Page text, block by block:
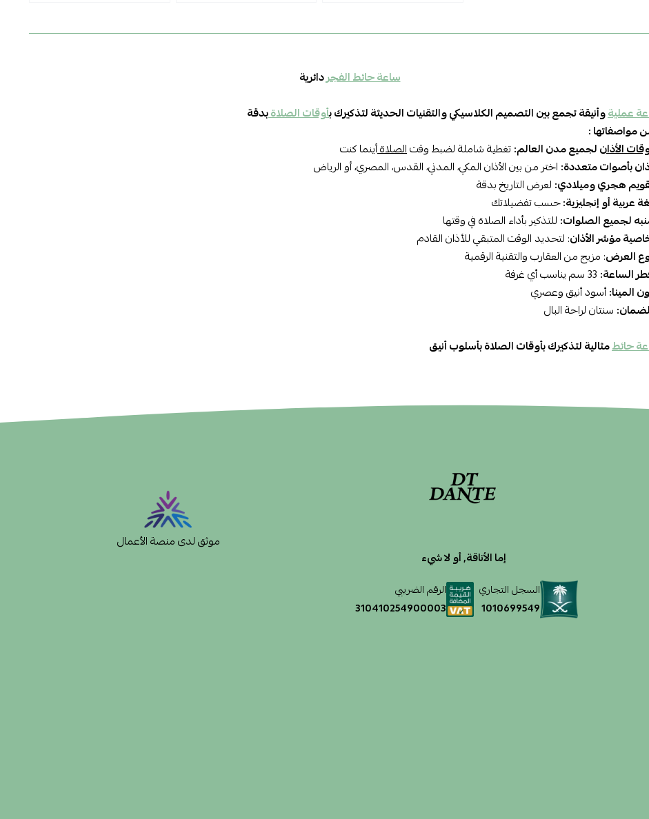
ساعة حائط الفجردائرية
عمليةوأنيقة تجمع بين التصميم الكلاسيكي والتقنيات الحديثة لتذكيرك بأوقات الصلاةبدقة
مواصفاتها :
الأذانلجميع مدن العالم:تغطية شاملة لضبط وقتالصلاةأينما كنت
بأصوات متعددة: اختر من بين الأذان المكي، المدني، القدس، المصري، أو الرياض
هجري وميلادي: لعرض التاريخ بدقة
عربية أو إنجليزية:حسب تفضيلاتك
لجميع الصلوات: للتذكير بأداء الصلاة في وقتها
مؤشر الأذان: لتحديد الوقت المتبقي للأذان القادم
العرض: مزيج من العقارب والتقنية الرقمية
الساعة:
المينا:أسود أنيق وعصري
سنتان لراحة البال
حائطمثالية لتذكيرك بأوقات الصلاة بأسلوب أنيق
إما الأناقة, أو لا شيء
السجل التجاري
1010699549
الرقم الضريبي
310410254900003
موثق لدى منصة الأعمال